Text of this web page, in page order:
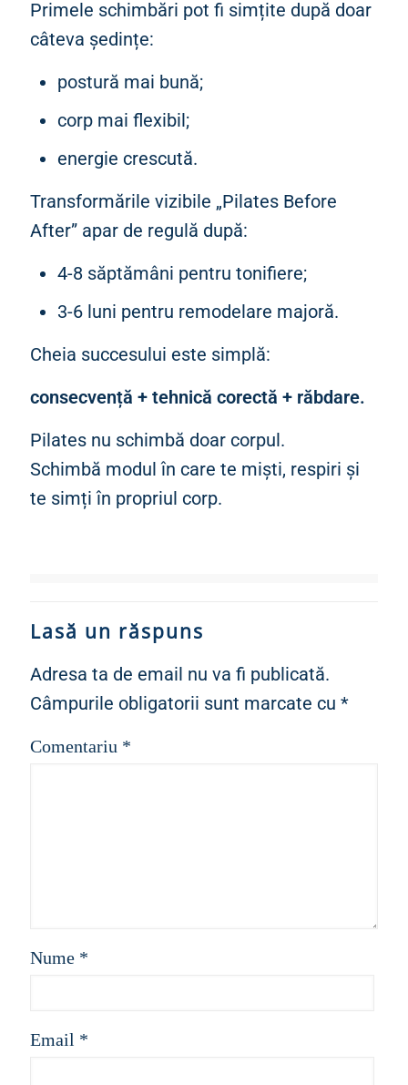
Primele schimbări pot fi simțite după doar
câteva ședințe:
postură mai bună;
corp mai flexibil;
energie crescută.
Transformările vizibile „Pilates Before
After” apar de regulă după:
4-8 săptămâni pentru tonifiere;
3-6 luni pentru remodelare majoră.
Cheia succesului este simplă:
consecvență + tehnică corectă + răbdare.
Pilates nu schimbă doar corpul.
Schimbă modul în care te miști, respiri și
te simți în propriul corp.
Lasă un răspuns
Adresa ta de email nu va fi publicată.
Câmpurile obligatorii sunt marcate cu *
Comentariu *
Nume *
Email *